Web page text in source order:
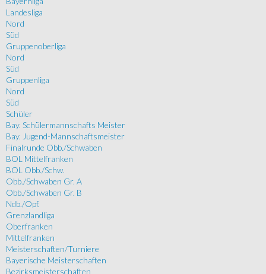
Landesliga
Nord
Süd
Gruppenoberliga
Nord
Süd
Gruppenliga
Nord
Süd
Schüler
Bay. Schülermannschafts Meister
Bay. Jugend-Mannschaftsmeister
Finalrunde Obb./Schwaben
BOL Mittelfranken
BOL Obb./Schw.
Obb./Schwaben Gr. A
Obb./Schwaben Gr. B
Ndb./Opf.
Grenzlandliga
Oberfranken
Mittelfranken
Meisterschaften/Turniere
Bayerische Meisterschaften
Bezirksmeisterschaften